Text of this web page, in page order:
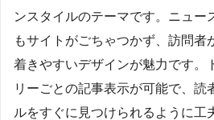
ンスタイルのテーマです。ニュー
もサイトがごちゃつかず、訪問者
着きやすいデザインが魅力です。
リーごとの記事表示が可能で、読
ルをすぐに見つけられるように工